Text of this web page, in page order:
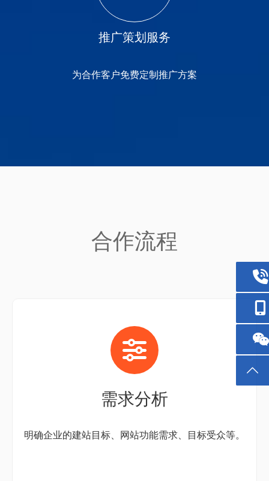
推广策划服务
为合作客户免费定制推广方案
合作流程
需求分析
明确企业的建站目标、网站功能需求、目标受众等。